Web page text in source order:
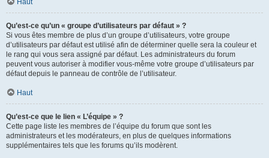
Haut
Qu’est-ce qu’un « groupe d’utilisateurs par défaut » ?
Si vous êtes membre de plus d’un groupe d’utilisateurs, votre groupe
d’utilisateurs par défaut est utilisé afin de déterminer quelle sera la couleur et
le rang qui vous sera assigné par défaut. Les administrateurs du forum
peuvent vous autoriser à modifier vous-même votre groupe d’utilisateurs par
défaut depuis le panneau de contrôle de l’utilisateur.
Haut
Qu’est-ce que le lien « L’équipe » ?
Cette page liste les membres de l’équipe du forum que sont les
administrateurs et les modérateurs, en plus de quelques informations
supplémentaires tels que les forums qu’ils modèrent.